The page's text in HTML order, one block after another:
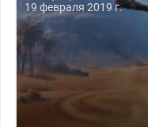
19 февраля 2019 г.